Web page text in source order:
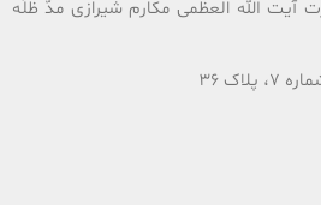
آیت الله العظمی مکارم شیرازی مدّ ظلّه
36